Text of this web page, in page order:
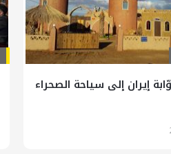
إيران إلى سياحة الصحراء